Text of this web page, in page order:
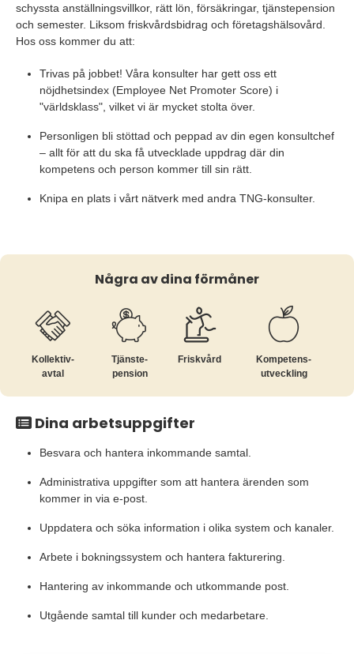
schyssta anställningsvillkor, rätt lön, försäkringar, tjänstepension
och semester. Liksom friskvårdsbidrag och företagshälsovård.
Hos oss kommer du att:
Trivas på jobbet! Våra konsulter har gett oss ett
nöjdhetsindex (Employee Net Promoter Score) i
"världsklass", vilket vi är mycket stolta över.
Personligen bli stöttad och peppad av din egen konsultchef
– allt för att du ska få utvecklade uppdrag där din
kompetens och person kommer till sin rätt.
Knipa en plats i vårt nätverk med andra TNG-konsulter.
Några av dina förmåner
Kollektiv­
avtal
Tjänste­
pension
Friskvård
Kompetens­
utveckling
Dina arbetsuppgifter
Besvara och hantera inkommande samtal.
Administrativa uppgifter som att hantera ärenden som
kommer in via e-post.
Uppdatera och söka information i olika system och kanaler.
Arbete i bokningssystem och hantera fakturering.
Hantering av inkommande och utkommande post.
Utgående samtal till kunder och medarbetare.